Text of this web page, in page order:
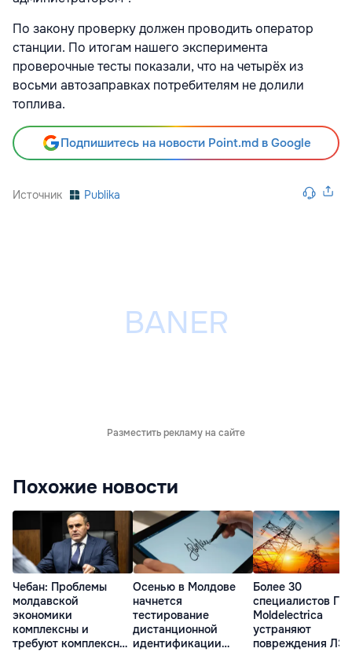
По закону проверку должен проводить оператор
станции. По итогам нашего эксперимента
проверочные тесты показали, что на четырёх из
восьми автозаправках потребителям не долили
топлива.
Подпишитесь на новости Point.md в Google
Источник Publika
Разместить рекламу на сайте
Похожие новости
Чебан: Проблемы
молдавской
экономики
комплексны и
требуют комплексных
Осенью в Молдове
начнется
тестирование
дистанционной
идентификации
Более 30
специалистов ГП
Moldelectrica
устраняют
повреждения